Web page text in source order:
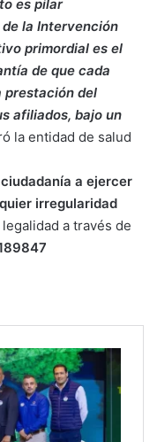
es pilar
la Intervención
primordial es el
de que cada
prestación del
afiliados, bajo un
la entidad de salud
a ejercer
irregularidad
a través de